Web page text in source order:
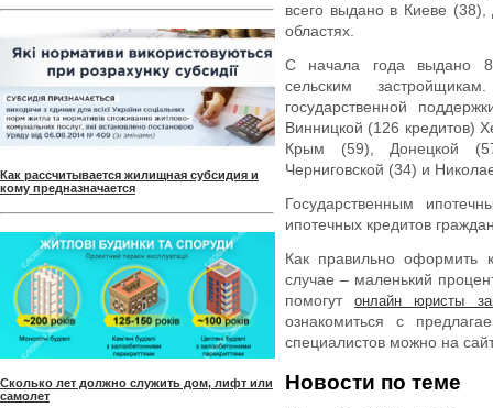
Как рассчитывается жилищная субсидия и
кому предназначается
Сколько лет должно служить дом, лифт или
самолет
всего выдано в Киеве
областях.
С начала года выдано
сельским
государственной
Винницкой (126 кредитов)
Крым (59), Донецкой
Черниговской (34) и
Государственным
ипотечных кредитов
Как правильно оформить
случае – маленький
помогутонлайн юристы
ознакомиться с
специалистов можно на
Новости по теме